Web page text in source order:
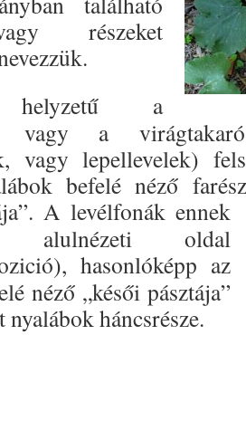
részeket
a
vagy a
vagy lepellevelek)
befelé néző
A levélfonák ennek
alulnézeti oldal
hasonlóképp az
néző „késői pásztája”
nyalábok háncsrésze.